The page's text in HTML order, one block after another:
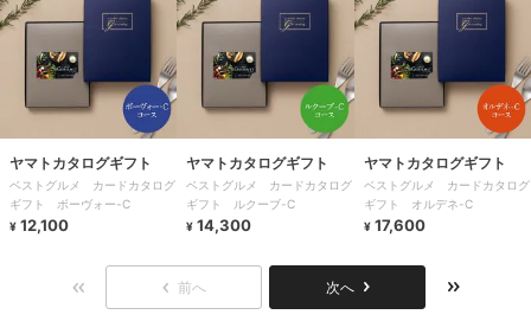
ヤマトカタログギフト
ベストグルメ カードカタログ
ギフト ボーヴォー-C
¥ 12,100
ヤマトカタログギフト
ベストグルメ カードカタログ
ギフト ルクーブ-C
¥ 14,300
ヤマトカタログギフト
ベストグルメ カードカタログ
ギフト オルデネ-C
¥ 17,600
前へ 次へ